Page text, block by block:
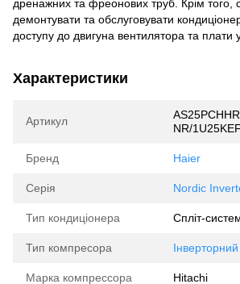
дренажних та фреонових труб. Крім того,
демонтувати та обслуговувати
доступу до двигуна вентилятора та плати
Характеристики
Артикул
NR/
Бренд Haier
Серія Nordic
Тип кондиціонера Спліт-
Тип компресора Інверторний
Марка компрессора Hitachi